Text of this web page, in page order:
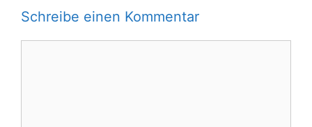
Schreibe einen Kommentar